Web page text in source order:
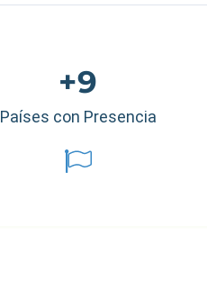
+9
Países con Presencia